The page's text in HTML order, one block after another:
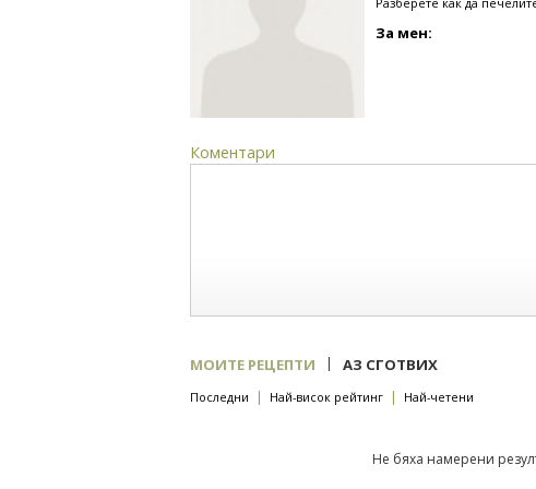
За мен:
Коментари
МОИТЕ РЕЦЕПТИ | АЗ СГОТВИХ
Последни | Най-висок рейтинг | Най-четени
Не бяха намерени